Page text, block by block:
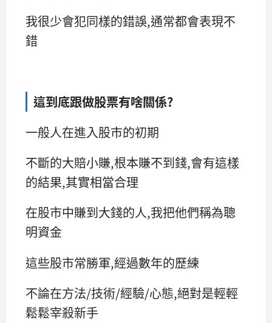
我很少會犯同樣的錯誤,通常都會表現不
錯
這到底跟做股票有啥關係?
一般人在進入股市的初期
不斷的大賠小賺,根本賺不到錢,會有這樣
的結果,其實相當合理
在股市中賺到大錢的人,我把他們稱為聰
明資金
這些股市常勝軍,經過數年的歷練
不論在方法/技術/經驗/心態,絕對是輕輕
鬆鬆宰殺新手